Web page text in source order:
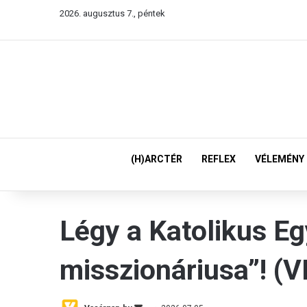
2026. augusztus 7., péntek
(H)ARCTÉR REFLEX VÉLEMÉNY
Légy a Katolikus
misszionáriusa”!